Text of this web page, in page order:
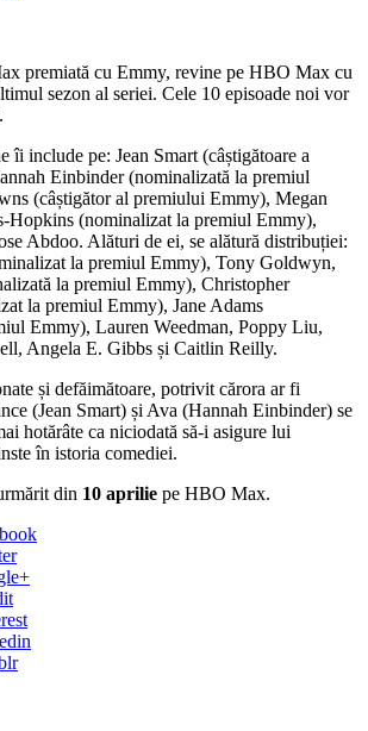
premiată cu Emmy, revine pe HBO Max cu
sezon al seriei. Cele 10 episoade noi vor
îi include pe: Jean Smart (câștigătoare a
Einbinder (nominalizată la premiul
(câștigător al premiului Emmy), Megan
Hopkins (nominalizat la premiul Emmy),
Abdoo. Alături de ei, se alătură distribuției:
la premiul Emmy), Tony Goldwyn,
la premiul Emmy), Christopher
la premiul Emmy), Jane Adams
Emmy), Lauren Weedman, Poppy Liu,
Angela E. Gibbs și Caitlin Reilly.
și defăimătoare, potrivit cărora ar fi
(Jean Smart) și Ava (Hannah Einbinder) se
hotărâte ca niciodată să-i asigure lui
în istoria comediei.
din 10 aprilie pe HBO Max.